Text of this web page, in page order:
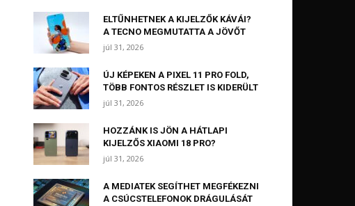
ELTŰNHETNEK A KIJELZŐK KÁVÁI?
A TECNO MEGMUTATTA A JÖVŐT
júl 31, 2026
ÚJ KÉPEKEN A PIXEL 11 PRO FOLD,
TÖBB FONTOS RÉSZLET IS KIDERÜLT
júl 31, 2026
HOZZÁNK IS JÖN A HÁTLAPI
KIJELZŐS XIAOMI 18 PRO?
júl 31, 2026
A MEDIATEK SEGÍTHET MEGFÉKEZNI
A CSÚCSTELEFONOK DRÁGULÁSÁT